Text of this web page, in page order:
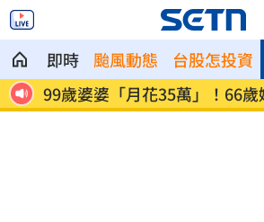
即時 颱風動態 台股怎投資
結
99歲婆婆「月花35萬」！66